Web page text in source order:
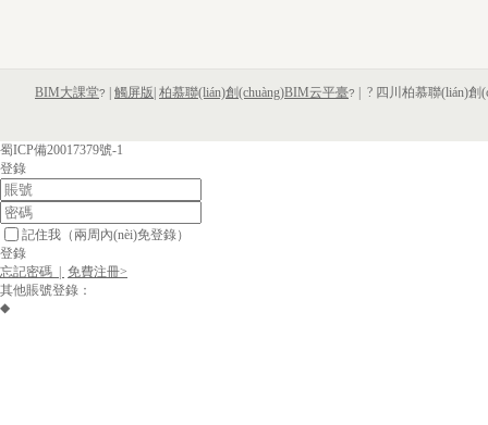
BIM大課堂? 觸屏版 柏慕聯(lián)創(chuàng)BIM云平臺? ? 四川柏慕聯(lián)創
蜀ICP備20017379號-1
登錄
記住我 （兩周內(nèi)免登錄）
登錄
忘記密碼 |
免費注冊>
其他賬號登錄：
◆